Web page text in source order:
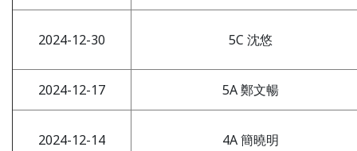
2024-12-30 5C 沈悠
2024-12-17 5A 鄭文暢
2024-12-14 4A 簡曉明